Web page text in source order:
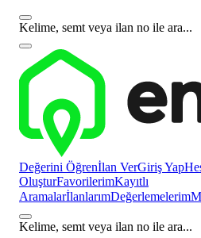
Kelime, semt veya ilan no ile ara...
Değerini Öğrenİlan VerGiriş Yap
OluşturFavorilerimKayıtlı
AramalarİlanlarımDeğerlemelerim
Kelime, semt veya ilan no ile ara...